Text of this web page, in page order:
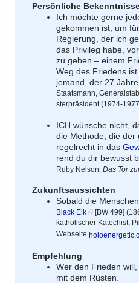
Persönliche
Ich möchte gerne
gekommen ist, um
Regierung, der ich
das Privileg habe,
zu geben – einem
Weg des Friedens
jemand, der 27
Staatsmann,
sterpräsident (1974-
ICH wünsche nicht,
die Methode, die
regelrecht in das
rend du dir bewusst
Ruby Nelson,Das Tor
Zukunftsaussichten
Sobald die
Black Elk [BW 499]
katholischer Katechist,
Webseite
Empfehlung
Wer den Frieden
mit dem Rüsten.